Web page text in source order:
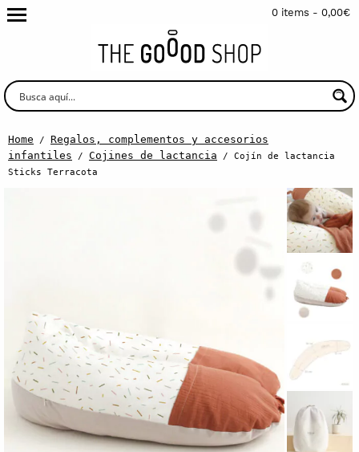
0 items - 0,00€
Home / Regalos, complementos y accesorios
infantiles / Cojines de lactancia / Cojín de lactancia
Sticks Terracota